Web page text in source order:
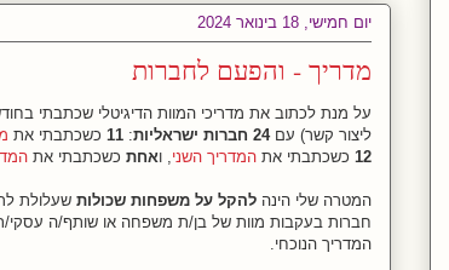
יום חמישי, 18 בינואר 2024
מדריך - והפעם לחברות
על מנת לכתוב את מדריכי המוות הדיגיטלי שכתבתי
ליצור קשר) עם24 חברות ישראליות :
11 כשכתבתי את
12 כשכתבתי את המדריך השני, ואחת כשכתבתי את
המטרה שלי הינה להקל על משפחות שכולות שעלולת
חברות בעקבות מוות של בן/ת משפחה או שותף/ה עסקי/
המדריך הנוכחי.